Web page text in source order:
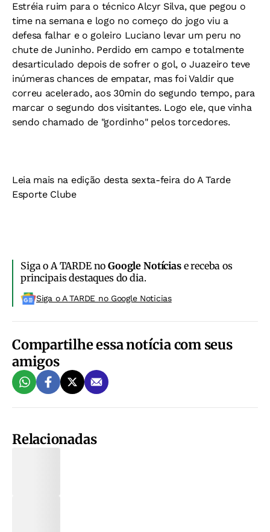
Estréia ruim para o técnico Alcyr Silva, que pegou o
time na semana e logo no começo do jogo viu a
defesa falhar e o goleiro Luciano levar um peru no
chute de Juninho. Perdido em campo e totalmente
desarticulado depois de sofrer o gol, o Juazeiro teve
inúmeras chances de empatar, mas foi Valdir que
correu acelerado, aos 30min do segundo tempo, para
marcar o segundo dos visitantes. Logo ele, que vinha
sendo chamado de "gordinho" pelos torcedores.
Leia mais na edição desta sexta-feira do A Tarde
Esporte Clube
Siga o A TARDE noGoogle Notíciase receba os
principais destaques do dia.
Siga o A TARDE no Google Noticias
Compartilhe essa notícia com seus
amigos
Relacionadas